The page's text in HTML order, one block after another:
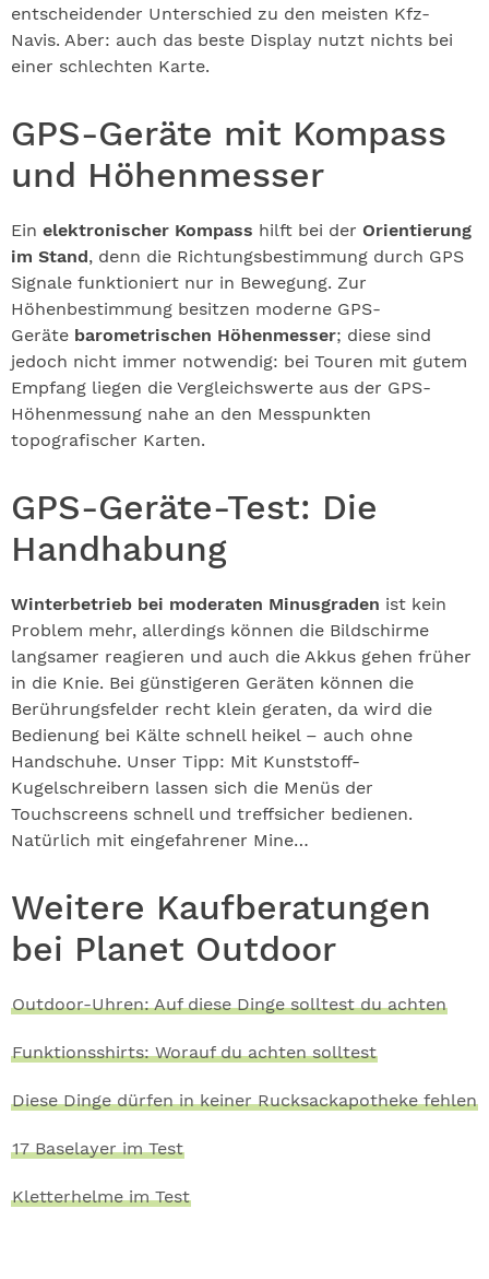
entscheidender Unterschied zu den meisten Kfz-
Navis. Aber: auch das beste Display nutzt nichts bei
einer schlechten Karte.
GPS-Geräte mit Kompass
und Höhenmesser
Ein elektronischer Kompass hilft bei der Orientierung
im Stand, denn die Richtungsbestimmung durch GPS
Signale funktioniert nur in Bewegung. Zur
Höhenbestimmung besitzen moderne GPS-
Geräte barometrischen Höhenmesser; diese sind
jedoch nicht immer notwendig: bei Touren mit gutem
Empfang liegen die Vergleichswerte aus der GPS-
Höhenmessung nahe an den Messpunkten
topografischer Karten.
GPS-Geräte-Test: Die
Handhabung
Winterbetrieb bei moderaten Minusgraden ist kein
Problem mehr, allerdings können die Bildschirme
langsamer reagieren und auch die Akkus gehen früher
in die Knie. Bei günstigeren Geräten können die
Berührungsfelder recht klein geraten, da wird die
Bedienung bei Kälte schnell heikel – auch ohne
Handschuhe. Unser Tipp: Mit Kunststoff-
Kugelschreibern lassen sich die Menüs der
Touchscreens schnell und treffsicher bedienen.
Natürlich mit eingefahrener Mine…
Weitere Kaufberatungen
bei Planet Outdoor
Outdoor-Uhren: Auf diese Dinge solltest du achten
Funktionsshirts: Worauf du achten solltest
Diese Dinge dürfen in keiner Rucksackapotheke fehlen
17 Baselayer im Test
Kletterhelme im Test